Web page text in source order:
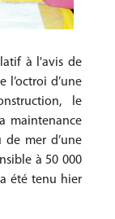
à l'avis de
l’octroi d’une
le
maintenance
de mer d’une
à 50 000
été tenu hier